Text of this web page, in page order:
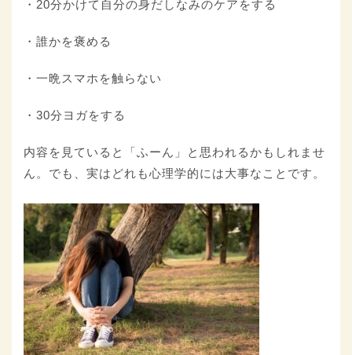
・20分かけて自分の身だしなみのケアをする
・誰かを褒める
・一晩スマホを触らない
・30分ヨガをする
内容を見ていると「ふーん」と思われるかもしれませ
ん。でも、実はどれも心理学的には大事なことです。